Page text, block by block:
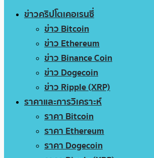
ข่าวคริปโตเคอเรนซี่
ข่าว Bitcoin
ข่าว Ethereum
ข่าว Binance Coin
ข่าว Dogecoin
ข่าว Ripple (XRP)
ราคาและการวิเคราะห์
ราคา Bitcoin
ราคา Ethereum
ราคา Dogecoin